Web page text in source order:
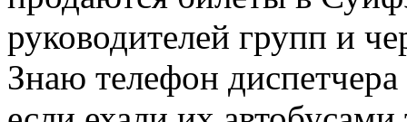
руководителей групп и
Знаю телефон